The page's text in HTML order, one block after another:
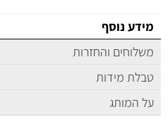
מידע נוסף
משלוחים והחזרות
טבלת מידות
על המותג